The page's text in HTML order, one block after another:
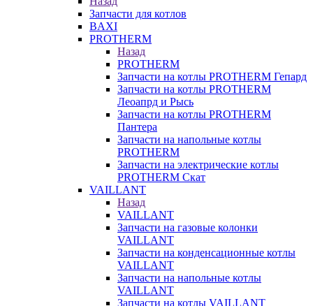
Запчасти для котлов
BAXI
PROTHERM
Назад
PROTHERM
Запчасти на котлы PROTHERM Гепард
Запчасти на котлы PROTHERM
Леоапрд и Рысь
Запчасти на котлы PROTHERM
Пантера
Запчасти на напольные котлы
PROTHERM
Запчасти на электрические котлы
PROTHERM Скат
VAILLANT
Назад
VAILLANT
Запчасти на газовые колонки
VAILLANT
Запчасти на конденсационные котлы
VAILLANT
Запчасти на напольные котлы
VAILLANT
Запчасти на котлы VAILLANT